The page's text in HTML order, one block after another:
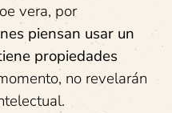
vera, por
piensan usar un
propiedades
no revelarán